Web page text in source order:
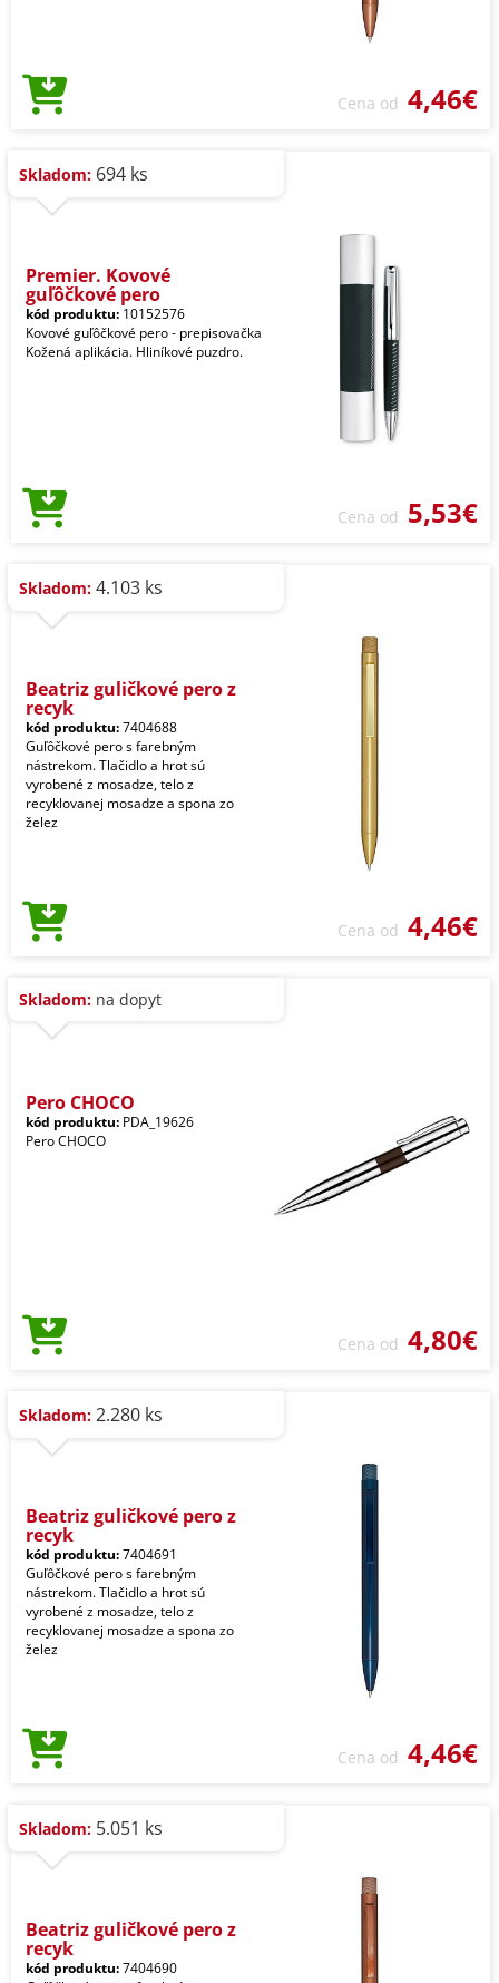
Cena od 4,46€
Skladom: 694 ks
Premier. Kovové
guľôčkové pero
kód produktu: 10152576
Kovové guľôčkové pero - prepisovačka
Kožená aplikácia. Hliníkové puzdro.
Cena od 5,53€
Skladom: 4.103 ks
Beatriz guličkové pero z
recyk
kód produktu:7404688
Guľôčkové pero s farebným
nástrekom. Tlačidlo a hrot sú
vyrobené z mosadze, telo z
recyklovanej mosadze a spona zo
želez
Cena od 4,46€
Skladom: na dopyt
Pero CHOCO
kód produktu: PDA_19626
Pero CHOCO
Cena od 4,80€
Skladom: 2.280 ks
Beatriz guličkové pero z
recyk
kód produktu:7404691
Guľôčkové pero s farebným
nástrekom. Tlačidlo a hrot sú
vyrobené z mosadze, telo z
recyklovanej mosadze a spona zo
želez
Cena od 4,46€
Skladom: 5.051 ks
Beatriz guličkové pero z
recyk
kód produktu:7404690